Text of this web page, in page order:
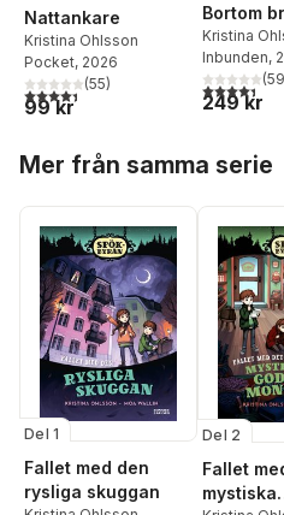
Nattankare
Kristina Ohlsson
Pocket, 2026
4,4utav 5 stjärnor. Totalt antal röster:
(55)
99 kr
Bortom
Kristina
Inbunden,
4,4utav 5(59
249 kr
Mer från samma serie
Del 1
Fallet med den
rysliga skuggan
Del 2
Fallet
mystiska